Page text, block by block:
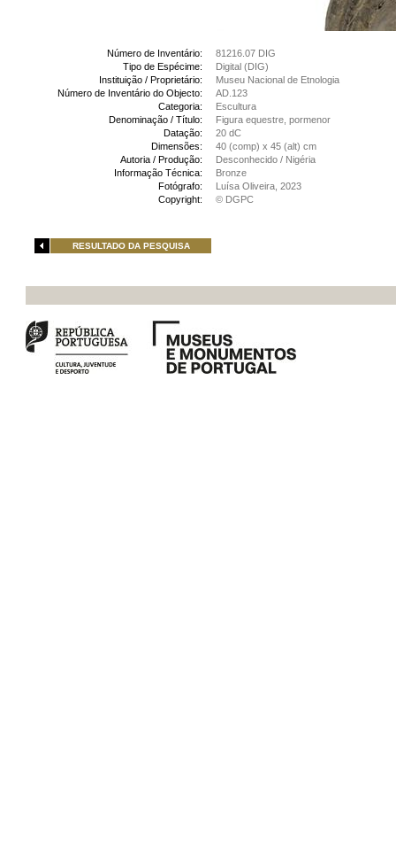
Número de Inventário:
81216.07 DIG
Tipo de Espécime:
Digital (DIG)
Instituição / Proprietário:
Museu Nacional de Etnologia
Número de Inventário do Objecto:
AD.123
Categoria:
Escultura
Denominação / Título:
Figura equestre, pormenor
Datação:
20 dC
Dimensões:
40 (comp) x 45 (alt) cm
Autoria / Produção:
Desconhecido / Nigéria
Informação Técnica:
Bronze
Fotógrafo:
Luísa Oliveira, 2023
Copyright:
© DGPC
RESULTADO DA PESQUISA